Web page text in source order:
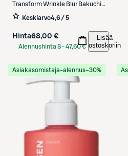
Transform Wrinkle Blur Bakuchiol
Eye Gel Cream
silmänympärysgeeli 18 ml
Keskiarvo4,6 / 5
Hinta68,00 €
Alennushinta S-47,60 €
Lisää
ostoskoriin
Asiakasomistaja-alennus−30%